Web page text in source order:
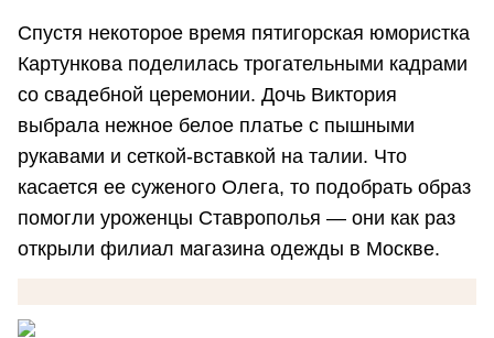
Спустя некоторое время пятигорская юмористка
Картункова поделилась трогательными кадрами
со свадебной церемонии. Дочь Виктория
выбрала нежное белое платье с пышными
рукавами и сеткой-вставкой на талии. Что
касается ее суженого Олега, то подобрать образ
помогли уроженцы Ставрополья — они как раз
открыли филиал магазина одежды в Москве.